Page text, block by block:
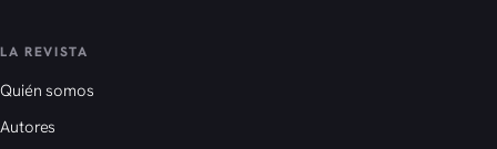
LA REVISTA
Quién somos
Autores